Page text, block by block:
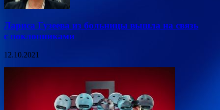
Лариса Гузеева из больницы вышла на связь
с поклонниками
12.10.2021